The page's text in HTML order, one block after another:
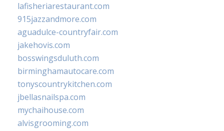
lafisheriarestaurant.com
915jazzandmore.com
aguadulce-countryfair.com
jakehovis.com
bosswingsduluth.com
birminghamautocare.com
tonyscountrykitchen.com
jbellasnailspa.com
mychaihouse.com
alvisgrooming.com